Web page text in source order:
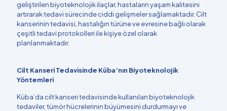
geliştirilen biyoteknolojik ilaçlar, hastaların yaşam kalitesini
artırarak tedavi sürecinde ciddi gelişmeler sağlamaktadır. Cilt
kanserinin tedavisi, hastalığın türüne ve evresine bağlı olarak
çeşitli tedavi protokolleri ile kişiye özel olarak
planlanmaktadır.
Cilt Kanseri Tedavisinde Küba’nın Biyoteknolojik
Yöntemleri
Küba’da cilt kanseri tedavisinde kullanılan biyoteknolojik
tedaviler, tümör hücrelerinin büyümesini durdurmayı ve